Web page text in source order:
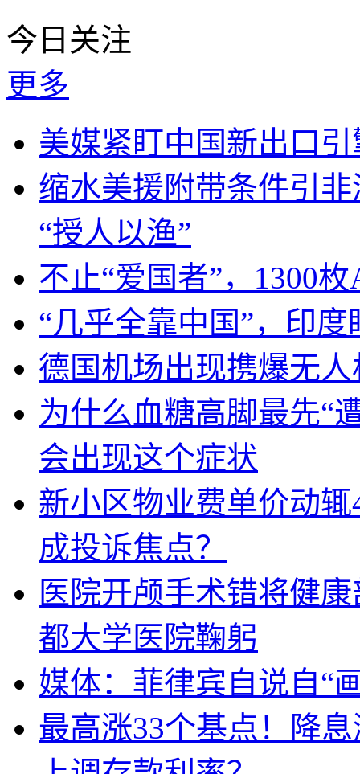
今日关注
更多
美媒紧盯中国新出口
缩水美援附带条件引
“授人以渔”
不止“爱国者”，1300
“几乎全靠中国”，印
德国机场出现携爆无
为什么血糖高脚最先“
会出现这个症状
新小区物业费单价动
成投诉焦点？
医院开颅手术错将健
都大学医院鞠躬
媒体：菲律宾自说自“
最高涨33个基点！降